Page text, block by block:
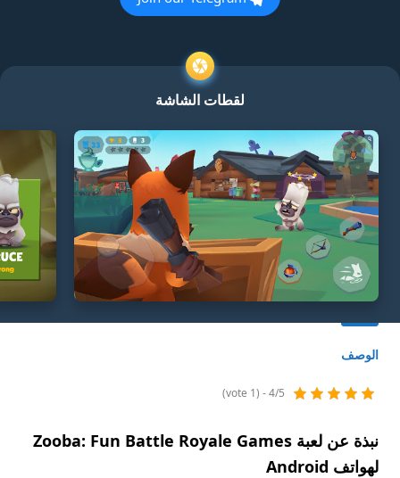
لقطات الشاشة
الوصف
4/5 - (1 vote)
نبذة عن لعبة Zooba: Fun Battle Royale Games
لهواتف Android